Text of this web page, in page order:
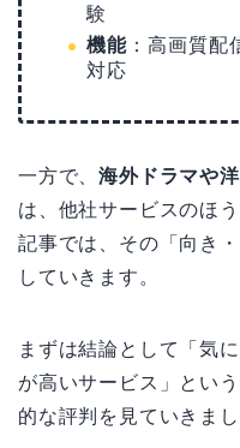
験
機能 ：高画質配
対応
一方で、海外ドラマや
は、他社サービスのほ
記事では、その「向き
していきます。
まずは結論として「気
が高いサービス」とい
的な評判を見ていきまし